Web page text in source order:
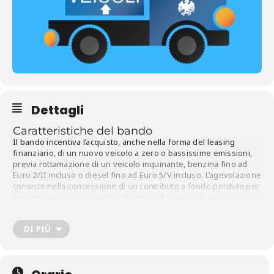
Dettagli
Caratteristiche del bando
Il bando incentiva l’acquisto, anche nella forma del leasing
finanziario, di un nuovo veicolo a zero o bassissime emissioni,
previa rottamazione di un veicolo inquinante, benzina fino ad
Euro 2/II incluso o diesel fino ad Euro 5/V incluso. L’agevolazione
consiste nella concessione di un contributo a fondo perduto per
inquinanti.
Chi può partecipare
DI PIÙ